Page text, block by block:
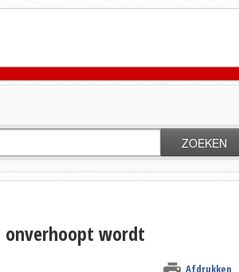
ZOEKEN
onverhoopt wordt
Afdrukken